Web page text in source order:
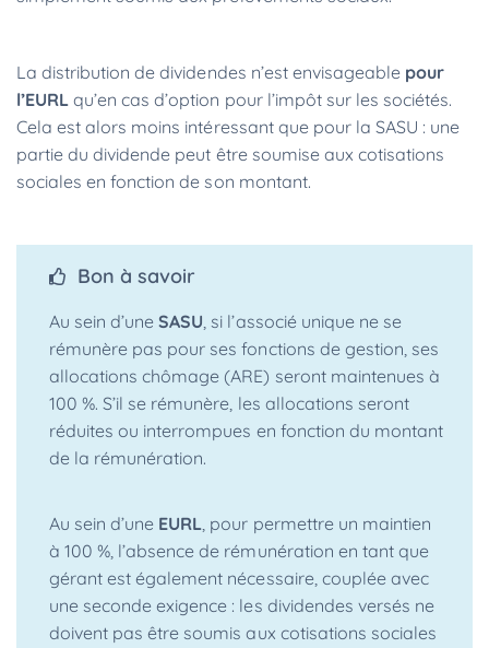
La distribution de dividendes n’est envisageable pour
l’EURL qu’en cas d’option pour l’impôt sur les sociétés.
Cela est alors moins intéressant que pour la SASU : une
partie du dividende peut être soumise aux cotisations
sociales en fonction de son montant.
Bon à savoir
Au sein d’uneSASU, si l’associé unique ne se
rémunère pas pour ses fonctions de gestion, ses
allocations chômage (ARE) seront maintenues à
100 %. S’il se rémunère, les allocations seront
réduites ou interrompues en fonction du montant
de la rémunération.
Au sein d’une EURL, pour permettre un maintien
à 100 %, l’absence de rémunération en tant que
gérant est également nécessaire, couplée avec
une seconde exigence : les dividendes versés ne
doivent pas être soumis aux cotisations sociales